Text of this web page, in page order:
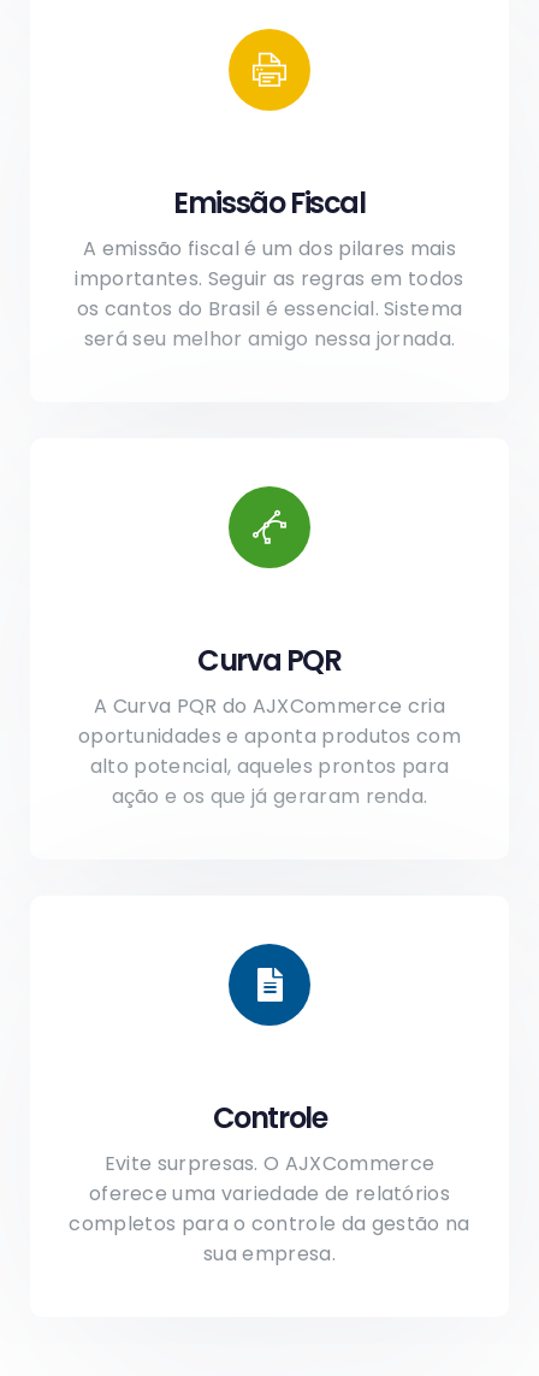
Emissão Fiscal
A emissão fiscal é um dos pilares mais
importantes. Seguir as regras em todos
os cantos do Brasil é essencial. Sistema
será seu melhor amigo nessa jornada.
Curva PQR
A Curva PQR do AJXCommerce cria
oportunidades e aponta produtos com
alto potencial, aqueles prontos para
ação e os que já geraram renda.
Controle
Evite surpresas. O AJXCommerce
oferece uma variedade de relatórios
completos para o controle da gestão na
sua empresa.